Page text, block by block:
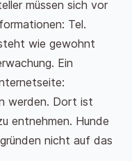
müssen sich vor
Tel.
wie gewohnt
Ein
werden. Dort ist
entnehmen. Hunde
nicht auf das